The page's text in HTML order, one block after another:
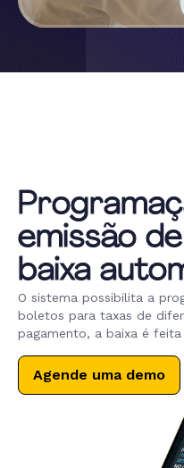
emissão
baixa
O sistema possibilita a
boletos para taxas de
pagamento, a baixa é
Agende uma demo